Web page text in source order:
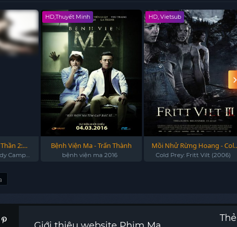
2:
- Death
Camp
HD,Thuyết Minh
Bệnh Viện Ma - Trấn Thành
bệnh viện ma 2016
HD, Vietsub
Mồi Nhử Rừng Hoang -
Prey: Fritt Vilt (2006)
Cold Prey: Fritt Vilt (2006)